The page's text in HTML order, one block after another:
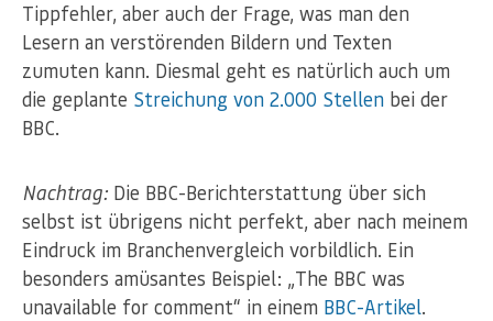
Tippfehler, aber auch der Frage, was man den
Lesern an verstörenden Bildern und Texten
zumuten kann. Diesmal geht es natürlich auch um
die geplante Streichung von 2.000 Stellen bei der
BBC.
Nachtrag: Die BBC-Berichterstattung über sich
selbst ist übrigens nicht perfekt, aber nach meinem
Eindruck im Branchenvergleich vorbildlich. Ein
besonders amüsantes Beispiel: „The BBC was
unavailable for comment“ in einem BBC-Artikel.